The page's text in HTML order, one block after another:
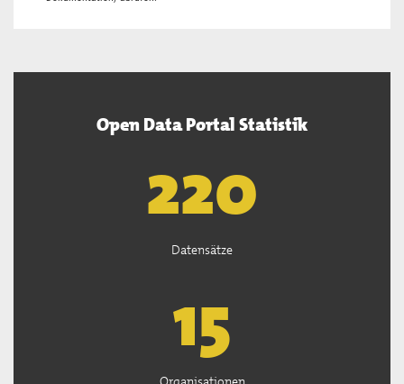
Open Data Portal Statistik
222
Datensätze
15